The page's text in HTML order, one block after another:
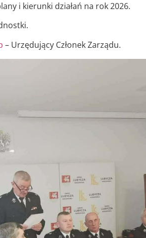
i kierunki działań na rok 2026.
– Urzędujący Członek Zarządu.